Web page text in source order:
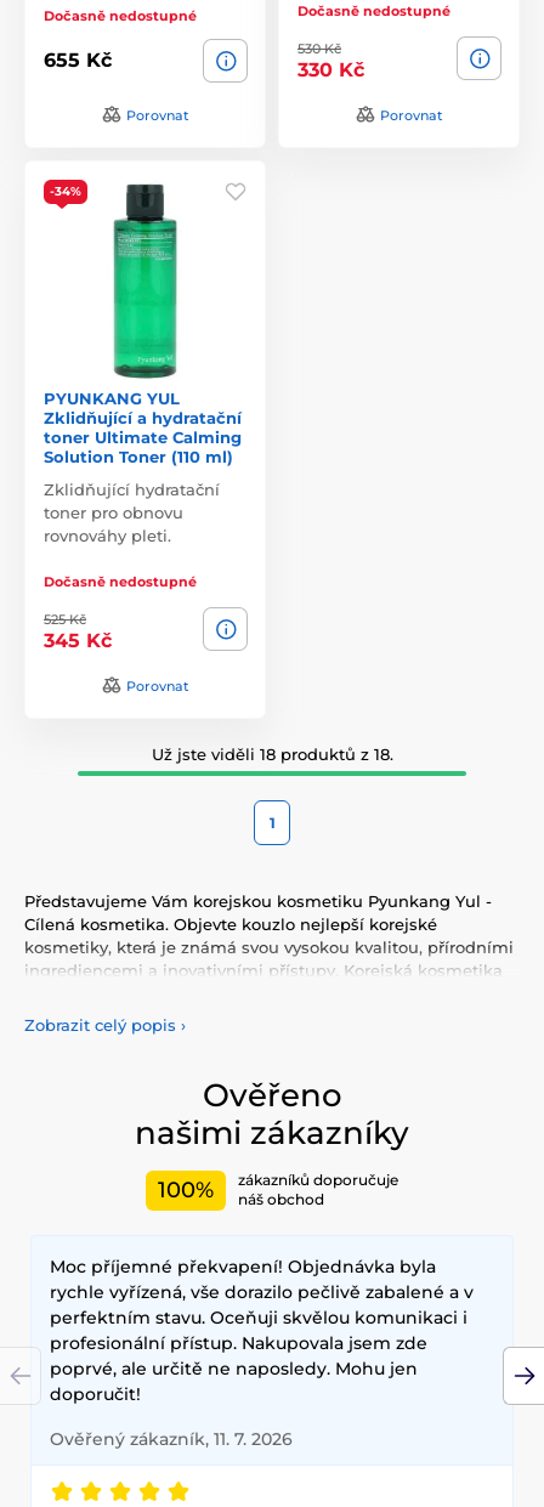
Dočasně nedostupné
655 Kč
Porovnat
Dočasně nedostupné
530 Kč
330 Kč
Porovnat
-34%
PYUNKANG YUL
Zklidňující a hydratační
toner Ultimate Calming
Solution Toner (110 ml)
Zklidňující hydratační
toner pro obnovu
rovnováhy pleti.
Dočasně nedostupné
525 Kč
345 Kč
Porovnat
Už jste viděli 18 produktů z 18.
1
Představujeme Vám korejskou kosmetiku Pyunkang Yul -
Cílená kosmetika. Objevte kouzlo nejlepší korejské
kosmetiky, která je známá svou vysokou kvalitou, přírodními
ingrediencemi a inovativními přístupy. Korejská kosmetika
Vyzkoušejte tonery, séra, esence, pleťové krémy, vše pro
odlíčení a čištění pleti. Korejská kosmetika se také
opalovacími krémy. Doporučujeme také vyzkoušet péči o
vlasy, jako jsou šampony, kondicionery, masky, oleje a další.
Nesmíme zapomenout také na dekorativní kosmetiku pro
Mezi nejčastěji používané ingredience patří šnečí extrakt,
elasticitu. Hlavními benefity korejské kosmetiky jsou
dlouhodobé výsledky, přírodní složení a inovativní
technologie, které zajišťují zdravou a zářivou pleť.
Zobrazit celý popis ›
Ověřeno
našimi zákazníky
100%
zákazníků doporučuje
náš obchod
Moc příjemné překvapení! Objednávka byla
rychle vyřízená, vše dorazilo pečlivě zabalené a v
perfektním stavu. Oceňuji skvělou komunikaci i
profesionální přístup. Nakupovala jsem zde
poprvé, ale určitě ne naposledy. Mohu jen
doporučit!
Ověřený zákazník, 11. 7. 2026